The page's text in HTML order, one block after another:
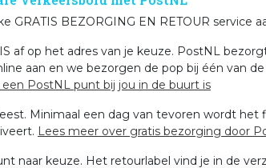
GRATIS BEZORGING EN RETOUR
af op het adres van je keuze. PostNL
aan en we bezorgen de pop bij één van
een PostNL punt bij jou in de buurt is
Minimaal een dag van tevoren wordt
Lees meer over gratis bezorging door
naar keuze. Het retourlabel vind je in de